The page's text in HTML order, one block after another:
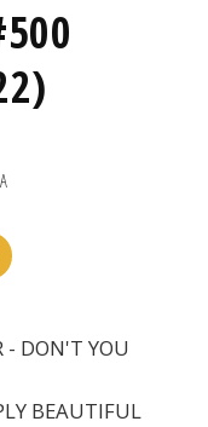
- DON'T YOU
BEAUTIFUL